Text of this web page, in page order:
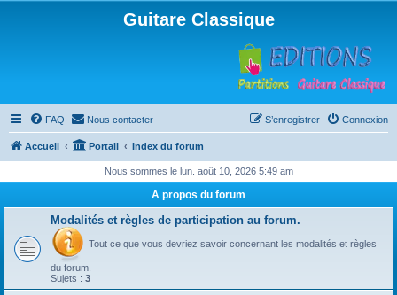
Guitare Classique
FAQ Nous contacter Connexion
S’enregistrer
Accueil Portail Index du forum
Nous sommes le lun. août 10, 2026 5:49 am
A propos du forum
Modalités et règles de participation au forum.
Tout ce que vous devriez savoir concernant les modalités et règles
du forum.
Sujets : 3